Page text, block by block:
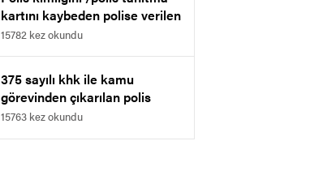
kartını kaybeden polise verilen
cezanın iptali
15782 kez okundu
375 sayılı khk ile kamu
görevinden çıkarılan polis
memurunun bölge idare
15763 kez okundu